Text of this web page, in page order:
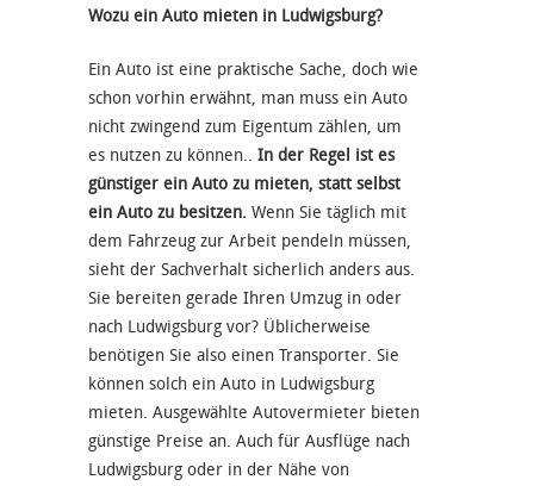
Wozu ein Auto mieten in Ludwigsburg?
Ein Auto ist eine praktische Sache, doch wie
schon vorhin erwähnt, man muss ein Auto
nicht zwingend zum Eigentum zählen, um
es nutzen zu können.. In der Regel ist es
günstiger ein Auto zu mieten, statt selbst
ein Auto zu besitzen. Wenn Sie täglich mit
dem Fahrzeug zur Arbeit pendeln müssen,
sieht der Sachverhalt sicherlich anders aus.
Sie bereiten gerade Ihren Umzug in oder
nach Ludwigsburg vor? Üblicherweise
benötigen Sie also einen Transporter. Sie
können solch ein Auto in Ludwigsburg
mieten. Ausgewählte Autovermieter bieten
günstige Preise an. Auch für Ausflüge nach
Ludwigsburg oder in der Nähe von